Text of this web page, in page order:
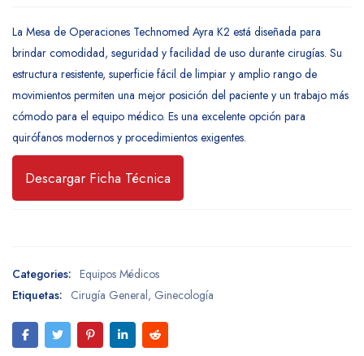
La Mesa de Operaciones Technomed Ayra K2 está diseñada para
brindar comodidad, seguridad y facilidad de uso durante cirugías. Su
estructura resistente, superficie fácil de limpiar y amplio rango de
movimientos permiten una mejor posición del paciente y un trabajo más
cómodo para el equipo médico. Es una excelente opción para
quirófanos modernos y procedimientos exigentes.
Descargar Ficha Técnica
Categories: Equipos Médicos
Etiquetas: Cirugía General, Ginecología